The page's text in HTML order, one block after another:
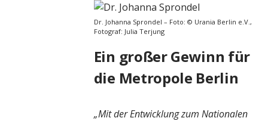
Dr. Johanna Sprondel – Foto: © Urania Berlin e.V.,
Fotograf: Julia Terjung
Ein großer Gewinn für
die Metropole Berlin
„Mit der Entwicklung zum Nationalen